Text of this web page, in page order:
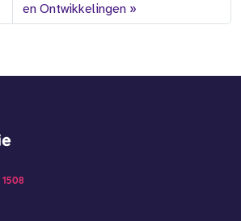
en Ontwikkelingen